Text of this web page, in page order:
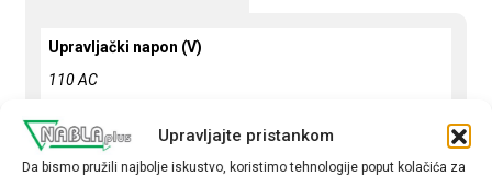
Upravljajte pristankom
Da bismo pružili najbolje iskustvo, koristimo tehnologije poput kolačića za
Upravljački napon (V)
110 AC
Snaga motora (kW)
7,5